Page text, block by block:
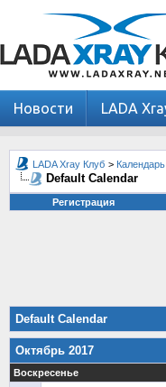
Новости LADA
LADA Xray Клуб > Календарь
Default Calendar
Регистрация
Default Calendar
Октябрь 2017
Воскресенье